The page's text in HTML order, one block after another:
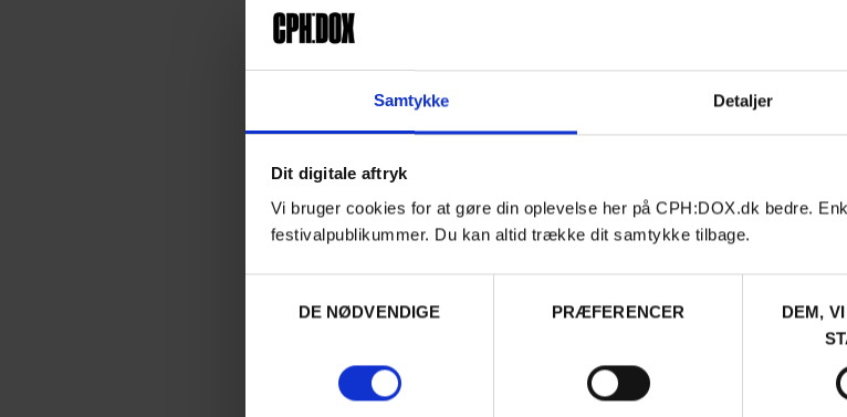
Samtykke Detaljer
Dit digitale aftryk
Vi bruger cookies for at gøre din oplevelse her på CPH:DOX.dk bedre.
festivalpublikummer. Du kan altid trække dit samtykke tilbage.
DE NØDVENDIGE
PRÆFERENCER
DEM,